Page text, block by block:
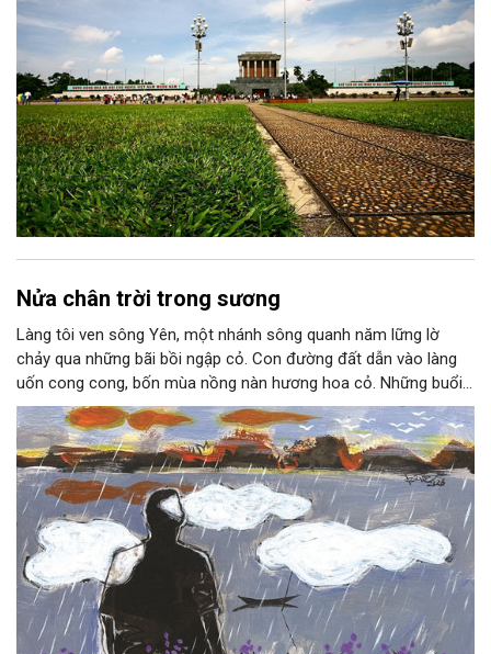
Nửa chân trời trong sương
Làng tôi ven sông Yên, một nhánh sông quanh năm lững lờ
chảy qua những bãi bồi ngập cỏ. Con đường đất dẫn vào làng
uốn cong cong, bốn mùa nồng nàn hương hoa cỏ. Những buổi
hoàng hôn, khi nắng đã dịu xuống phía cuối sông, đám hoa tím
lại thẫm màu như có ai vừa rắc lên một lớp khói.